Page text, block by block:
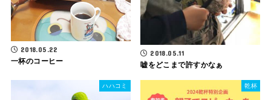
2018.05.22
一杯のコーヒー
2018.05.11
嘘をどこまで許すかなぁ
ハハコミ 乾杯